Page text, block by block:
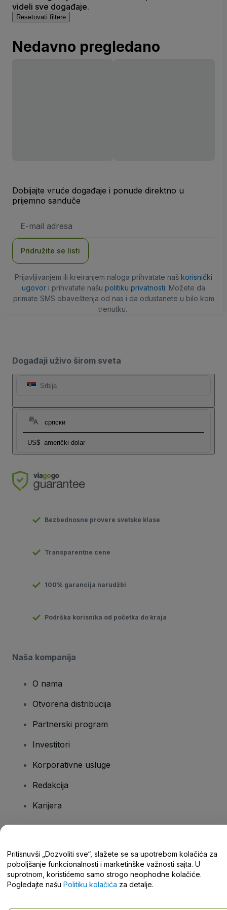
videli sve događaje.
Resetovati filtere
Nedavno pregledano
Dobijajte vruće događaje i ponude direktno u
prijemno sanduče
mail
Pridružite se listi
Prijavljivanjem ili kreiranjem naloga prihvatate naš korisnički
ugovor i prihvatate našu politiku privatnosti. Možete da
primate SMS obaveštenja od nas i da odustanete u bilo kom
trenutku.
Događaji uživo širom sveta
Srbija
српски
US$ američki dolar
Bezbednosne provere svetske klase
Transparentne cene
100% garancija narudžbi
Podrška korisnika od početka do kraja
Naša kompanija
O nama
Otvorena distribucija
Partnerski program
Investitori
Korporativne usluge
Redakcija
Karijera
Centar za pomoć / Kontaktirajte nas
Pritisnuvši „Dozvoliti sve“, slažete se sa upotrebom kolačića za
poboljšanje funkcionalnosti i marketinške važnosti sajta. U
suprotnom, koristićemo samo strogo neophodne kolačiće.
Pogledajte našu Politiku kolačića za detalje.